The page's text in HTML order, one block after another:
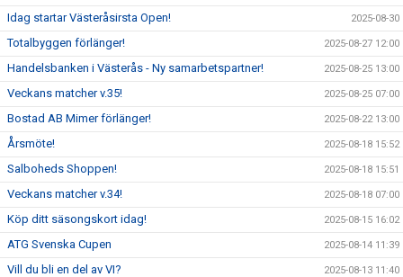
Idag startar Västeråsirsta Open! 2025-08-30
Totalbyggen förlänger! 2025-08-27 12:00
Handelsbanken i Västerås - Ny samarbetspartner! 2025-08-25 13:00
Veckans matcher v.35! 2025-08-25 07:00
Bostad AB Mimer förlänger! 2025-08-22 13:00
Årsmöte! 2025-08-18 15:52
Salboheds Shoppen! 2025-08-18 15:51
Veckans matcher v.34! 2025-08-18 07:00
Köp ditt säsongskort idag! 2025-08-15 16:02
ATG Svenska Cupen 2025-08-14 11:39
Vill du bli en del av VI? 2025-08-13 11:40